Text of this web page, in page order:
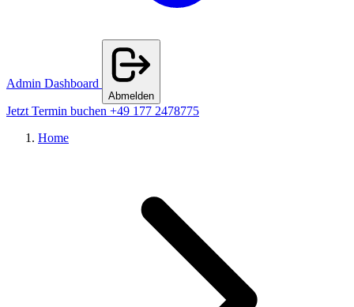
Admin Dashboard
Abmelden
Jetzt Termin buchen +49 177 2478775
Home